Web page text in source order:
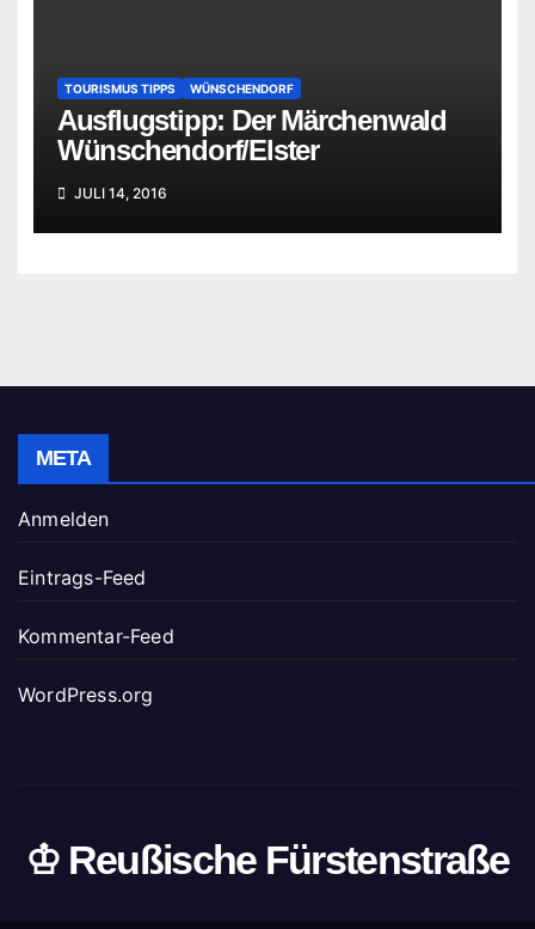
TOURISMUS TIPPS WÜNSCHENDORF
Ausflugstipp: Der Märchenwald
Wünschendorf/Elster
JULI 14, 2016
META
Anmelden
Eintrags-Feed
Kommentar-Feed
WordPress.org
♔ Reußische Fürstenstraße